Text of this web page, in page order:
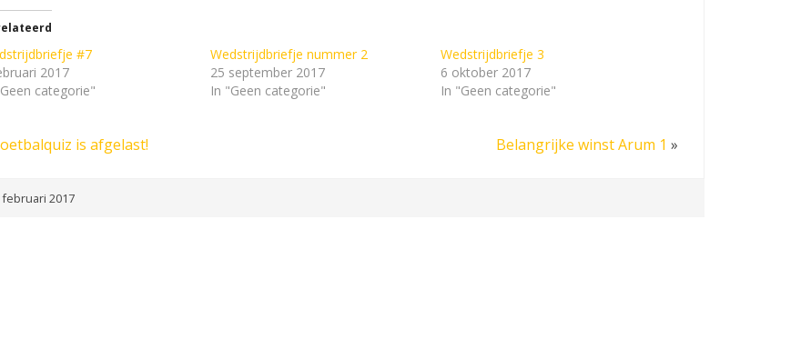
#7
2017
categorie"
Wedstrijdbriefje nummer 2
25 september 2017
In "Geen categorie"
Wedstrijdbriefje 3
6 oktober 2017
In "Geen categorie"
is afgelast! Belangrijke winst Arum 1 »
februari 2017